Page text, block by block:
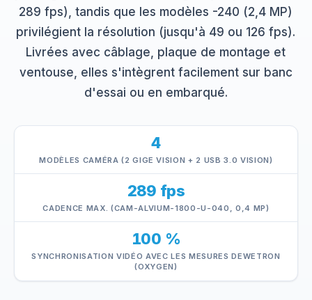
289 fps), tandis que les modèles -240 (2,4 MP)
privilégient la résolution (jusqu'à 49 ou 126 fps).
Livrées avec câblage, plaque de montage et
ventouse, elles s'intègrent facilement sur banc
d'essai ou en embarqué.
4
MODÈLES CAMÉRA (2 GIGE VISION + 2 USB 3.0 VISION)
289 fps
CADENCE MAX. (CAM-ALVIUM-1800-U-040, 0,4 MP)
100 %
SYNCHRONISATION VIDÉO AVEC LES MESURES DEWETRON
(OXYGEN)